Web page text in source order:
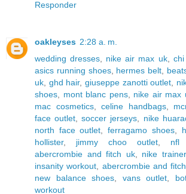
Responder
oakleyses 2:28 a. m.
wedding dresses
nike air max uk,
asics running shoes, hermes belt
uk ghd hair,giuseppe zanotti outlet
shoes
mont blanc pens, nike air max
mac cosmetics, celine handbags,
face outlet ,soccer jerseys nike
north face outlet ,ferragamo shoes,
hollister, jimmy choo outlet nfl
abercrombie and fitch uk, nike
insanity workout
abercrombie and fitch
new balance shoes
vans outlet
workout